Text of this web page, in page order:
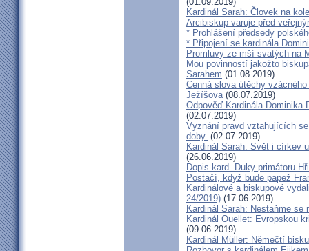
Kardinál Sarah: Človek na
Arcibiskup varuje před
* Prohlášení předsedy
* Připojení se kardinála
Promluvy ze mší svatých na
Mou povinností jakožto
Sarahem (01.08.2019)
Cenná slova útěchy
Ježíšova(08.07.2019)
Odpověď Kardinála Dominika
(02.07.2019)
Vyznání pravd vztahujících
doby. (02.07.2019)
Kardinál Sarah: Svět i církev
(26.06.2019)
Dopis kard. Duky primátoru
Postačí, když bude papež
Kardinálové a biskupové
24/2019) (17.06.2019)
Kardinál Sarah: Nestaňme
Kardinál Ouellet: Evropskou
(09.06.2019)
Kardinál Müller: Němečtí